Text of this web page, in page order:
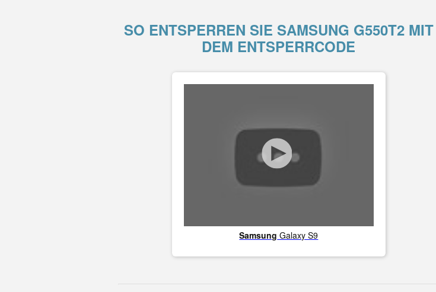
SO ENTSPERREN SIE SAMSUNG G550T2 MIT
DEM ENTSPERRCODE
Samsung Galaxy S9